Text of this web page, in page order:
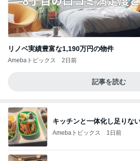
リノベ実績豊富な1,190万円の物件
Amebaトピックス 2日前
記事を読む
キッチンと一体化し足りな
Amebaトピックス 1日前